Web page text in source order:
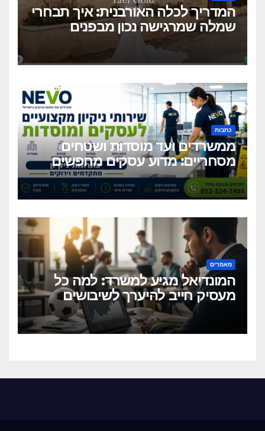
המדריך לכלה האורבנית: איך תבחרי
שמלה שמרגישה נכון מבפנים
ונראית מושלם מבחוץ?
כתבות
ממשרדים ועד מוסדות ושטחים
מסחריים: מדוע עסקים מחפשים
כיום שירותי ניקיון מקצועיים
וגמישים?
מאמרים
המונדיאל מגיע למשרד: למה כל
מעסיק חייב להיערך לשיבושים
הקרובים